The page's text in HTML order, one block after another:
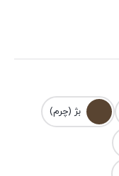
بژ (چرم)